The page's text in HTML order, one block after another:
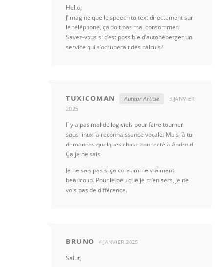
Hello,
J’imagine que le speech to text directement sur
le téléphone, ça doit pas mal consommer.
Savez-vous si c’est possible d’autohéberger un
service qui s’occuperait des calculs?
TUXICOMAN Auteur Article
3 JANVIER
2025
Il y a pas mal de logiciels pour faire tourner
sous linux la reconnaissance vocale. Mais là tu
demandes quelques chose connecté à Android.
Ça je ne sais.
Je ne sais pas si ça consomme vraiment
beaucoup. Pour le peu que je m’en sers, je ne
vois pas de différence.
BRUNO 4 JANVIER 2025
Salut,